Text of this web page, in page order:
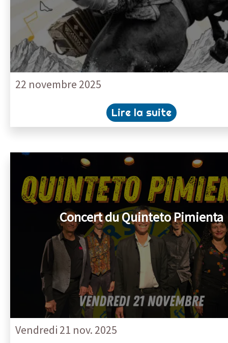
22 novembre 2025
Lire la suite
Concert du Quinteto Pimienta
Vendredi 21 nov. 2025